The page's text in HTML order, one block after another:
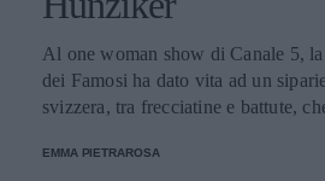
Al one woman show di Canale 5,
dei Famosi ha dato vita ad un
svizzera, tra frecciatine e battute,
EMMA PIETRAROSA